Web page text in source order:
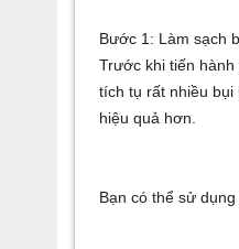
Bước 1: Làm sạch
Trước khi tiến
tích tụ rất nhiều
hiệu quả hơn.
Bạn có thể sử